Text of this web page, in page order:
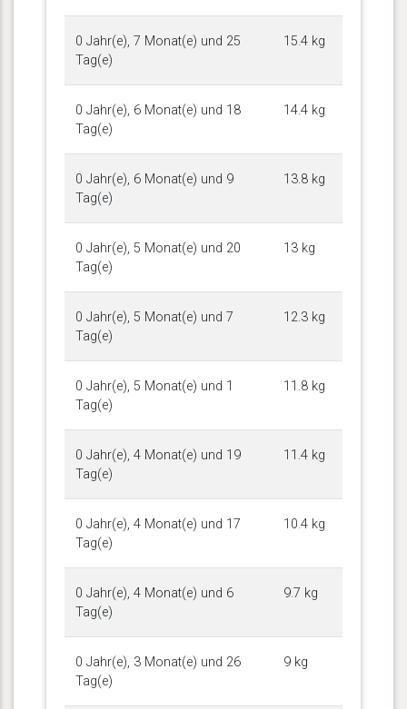
0 Jahr(e), 7 Monat(e) und 25
Tag(e)
15.4 kg
0 Jahr(e), 6 Monat(e) und 18
Tag(e)
14.4 kg
0 Jahr(e), 6 Monat(e) und 9
Tag(e)
13.8 kg
0 Jahr(e), 5 Monat(e) und 20
Tag(e)
13 kg
0 Jahr(e), 5 Monat(e) und 7
Tag(e)
12.3 kg
0 Jahr(e), 5 Monat(e) und 1
Tag(e)
11.8 kg
0 Jahr(e), 4 Monat(e) und 19
Tag(e)
11.4 kg
0 Jahr(e), 4 Monat(e) und 17
Tag(e)
10.4 kg
0 Jahr(e), 4 Monat(e) und 6
Tag(e)
9.7 kg
0 Jahr(e), 3 Monat(e) und 26
Tag(e)
9 kg